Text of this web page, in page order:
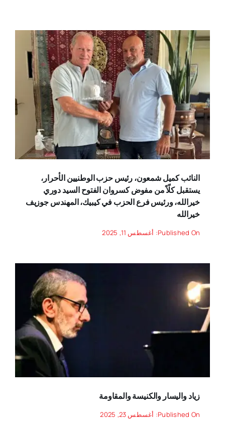
النائب كميل شمعون، رئيس حزب الوطنيين الأحرار،
يستقبل كلّاً من مفوض كسروان الفتوح السيد دوري
خيرالله، ورئيس فرع الحزب في كيبيك، المهندس جوزيف
خيرالله
Published On: أغسطس 11, 2025
زياد واليسار والكنيسة والمقاومة
Published On: أغسطس 23, 2025